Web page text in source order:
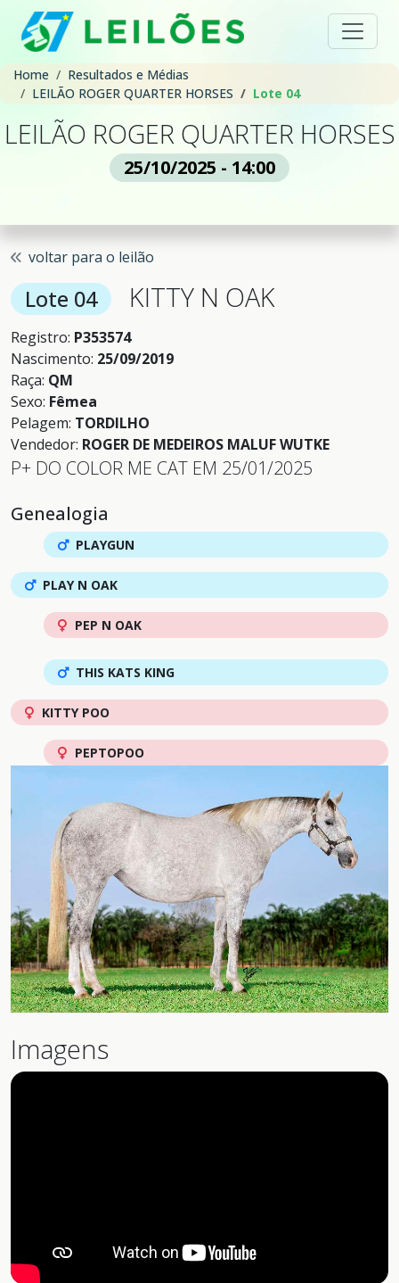
Home
Resultados e Médias
LEILÃO ROGER QUARTER HORSES
Lote 04
LEILÃO ROGER QUARTER HORSES
25/10/2025 - 14:00
voltar para o leilão
Lote 04 KITTY N OAK
Registro: P353574
Nascimento: 25/09/2019
Raça: QM
Sexo: Fêmea
Pelagem: TORDILHO
Vendedor: ROGER DE MEDEIROS MALUF WUTKE
P+ DO COLOR ME CAT EM 25/01/2025
Genealogia
PLAYGUN
PLAY N OAK
PEP N OAK
THIS KATS KING
KITTY POO
PEPTOPOO
Imagens